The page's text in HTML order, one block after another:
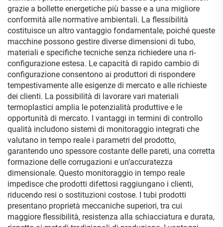
grazie a bollette energetiche più basse e a una migliore
conformità alle normative ambientali. La flessibilità
costituisce un altro vantaggio fondamentale, poiché queste
macchine possono gestire diverse dimensioni di tubo,
materiali e specifiche tecniche senza richiedere una ri-
configurazione estesa. Le capacità di rapido cambio di
configurazione consentono ai produttori di rispondere
tempestivamente alle esigenze di mercato e alle richieste
dei clienti. La possibilità di lavorare vari materiali
termoplastici amplia le potenzialità produttive e le
opportunità di mercato. I vantaggi in termini di controllo
qualità includono sistemi di monitoraggio integrati che
valutano in tempo reale i parametri del prodotto,
garantendo uno spessore costante delle pareti, una corretta
formazione delle corrugazioni e un’accuratezza
dimensionale. Questo monitoraggio in tempo reale
impedisce che prodotti difettosi raggiungano i clienti,
riducendo resi o sostituzioni costose. I tubi prodotti
presentano proprietà meccaniche superiori, tra cui
maggiore flessibilità, resistenza alla schiacciatura e durata,